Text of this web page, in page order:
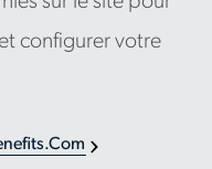
configurer votre